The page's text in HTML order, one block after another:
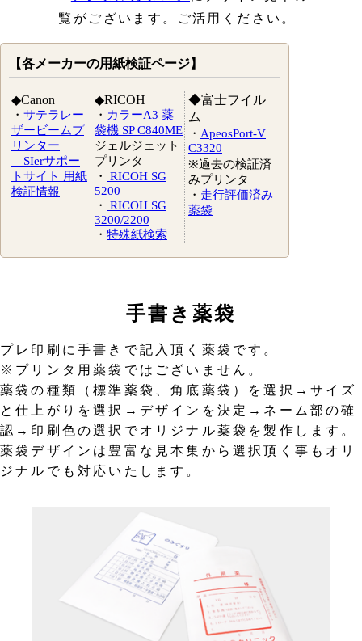
覧がございます。ご活用ください。
【各メーカーの用紙検証ページ】
◆Canon
・ サテラレー
ザービームプ
リンター
SIerサポー
トサイト 用紙
検証情報
◆RICOH
・ カラーA3 薬
袋機 SP C840ME
ジェルジェット
プリンタ
・
RICOH SG
5200
・
RICOH SG
3200/2200
・ 特殊紙検索
◆富士フイル
ム
・ ApeosPort-V
C3320
※過去の検証済
みプリンタ
・ 走行評価済み
薬袋
手書き薬袋
プレ印刷に手書きで記入頂く薬袋です。
※プリンタ用薬袋ではございません。
薬袋の種類（標準薬袋、角底薬袋）を選択→サイズ
と仕上がりを選択→デザインを決定→ネーム部の確
認→印刷色の選択でオリジナル薬袋を製作します。
薬袋デザインは豊富な見本集から選択頂く事もオリ
ジナルでも対応いたします。